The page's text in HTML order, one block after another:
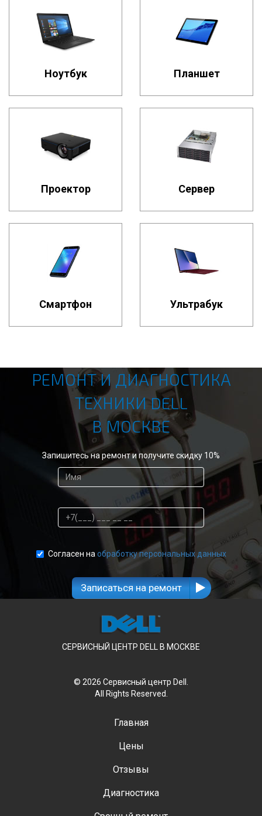
Ноутбук Планшет
Проектор Сервер
Смартфон Ультрабук
РЕМОНТ И ДИАГНОСТИКА
ТЕХНИКИ DELL
В МОСКВЕ
Запишитесь на ремонт и получите скидку 10%
Согласен на обработку персональных данных
Записаться на ремонт
СЕРВИСНЫЙ ЦЕНТР DELL В МОСКВЕ
© 2026 Сервисный центр Dell.
All Rights Reserved.
Главная
Цены
Отзывы
Диагностика